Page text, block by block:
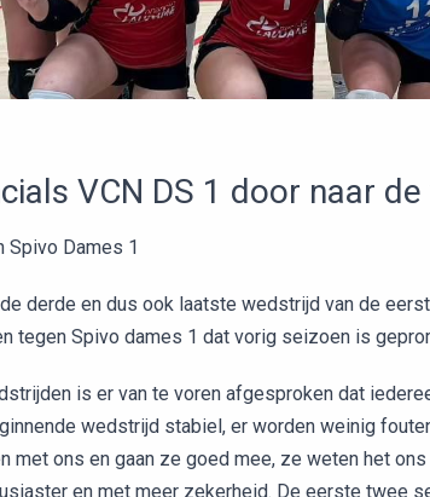
VCN DS 1 door naar
Spivo Dames 1
derde en dus ook laatste wedstrijd van de
tegen Spivo dames 1 dat vorig seizoen is
is er van te voren afgesproken dat
wedstrijd stabiel, er worden weinig
met ons en gaan ze goed mee, ze weten het
en met meer zekerheid. De eerste twee